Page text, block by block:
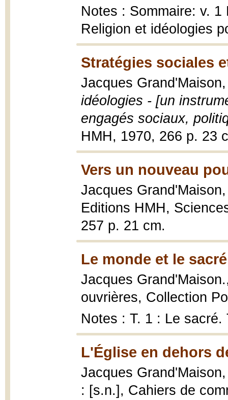
Notes : Sommaire: v.
Religion et idéologies
Stratégies sociales
Jacques
idéologies - [un
engagés sociaux,
HMH, 1970, 266 p. 23
Vers un nouveau
Jacques
Editions HMH,
257 p. 21 cm.
Le monde et le
Jacques
ouvrières, Collection
Notes : T. 1 : Le
L'Église en dehors
Jacques
: [s.n.], Cahiers de